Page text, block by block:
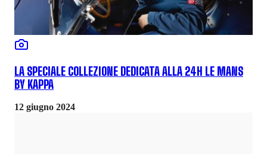
LA SPECIALE COLLEZIONE DEDICATA ALLA 24H LE MANS
BY KAPPA
12 giugno 2024